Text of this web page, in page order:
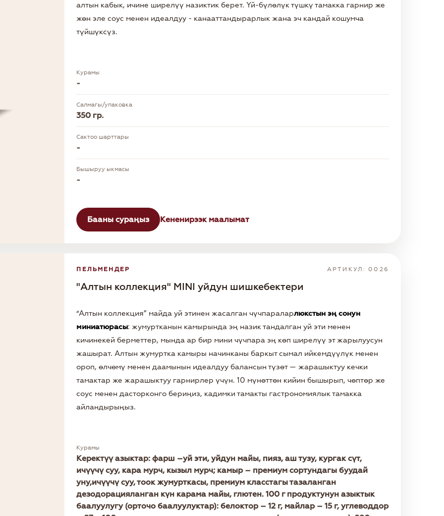
алтын кабык, ичине ширелүү назиктик берет. Үй-бүлөлүк түшкү тамакка гарнир же
жөн эле соус менен идеалдуу - канааттандырарлык жана эч кандай кошумча
түйшүксүз.
Курамы
-
Салмагы/упаковка
350 гр.
Сактоо шарттары
-
Бышыруу ыкмасы
-
Бааны сураңыз Кененирээк маалымат
ПЕЛЬМЕНДЕР АРТИКУЛ: 0026
"Алтын коллекция" MINI уйдун шишкебектери
“Алтын коллекция” майда уй этинен жасалган чүчпараларлюкстын эң сонун
миниатюрасы: жумуртканын камырында эң назик тандалган уй эти менен
кичинекей берметтер, мында ар бир мини чүчпара эң көп ширелүү эт жарылуусун
жашырат. Алтын жумуртка камыры начинканы баркыт сымал ийкемдүүлүк менен
ороп, өлчөмү менен даамынын идеалдуу балансын түзөт — жарашыктуу кечки
тамактар ​​же жарашыктуу гарнирлер үчүн. 10 мүнөттөн кийин бышырып, чөптөр же
соус менен дасторконго бериңиз, кадимки тамакты гастрономиялык тамакка
айландырыңыз.
Курамы
Керектүү азыктар: фарш –уй эти, уйдун майы, пияз, аш тузу, кургак сүт,
ичүүчү суу, кара мурч, кызыл мурч; камыр – премиум сортундагы буудай
уну,ичүүчү суу, тоок жумурткасы, премиум класстагы тазаланган
дезодорацияланган күн карама майы, глютен. 100 г продуктунун азыктык
баалуулугу (орточо баалуулуктар): белоктор – 12 г, майлар – 15 г, углеводдор